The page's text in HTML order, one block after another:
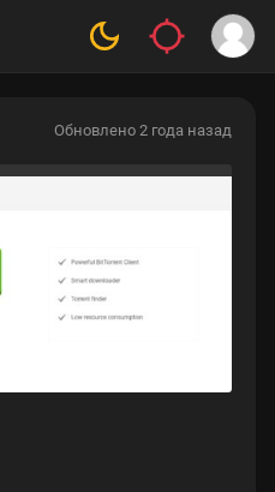
Обновлено 2 года назад